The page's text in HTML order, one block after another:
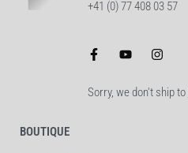
+41 (0) 77 408 03 57
Sorry, we don't ship to
BOUTIQUE